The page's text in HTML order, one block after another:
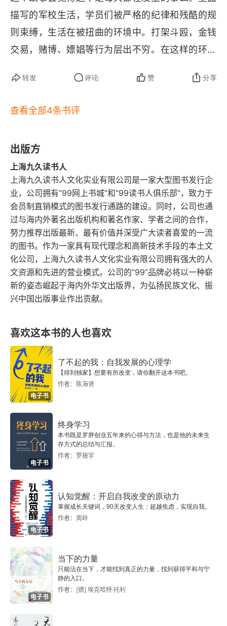
描写的军校生活，学员们被严格的纪律和残酷的规
则束缚，生活在被扭曲的环境中。打架斗殴，金钱
交易，赌博、嫖娼等行为层出不穷。在这样的环境
未来充满迷茫和恐惧，但是这些无法阻止他们对于
困难的，大家都按照默认的规则行事，其实现在的
生活环境也是如此，改变不了环境，只能改变自
己。虽然作品中男主人公一直按照自己的准则行
事，可是人是环境的产物，很难不被环境影响。
转发 评论 赞 分享
查看全部4条书评
出版方
上海九久读书人
上海九久读书人文化实业有限公司是一家大型图书发行企
业，公司拥有“99网上书城”和“99读书人俱乐部”，致力于
会员制直销模式的图书发行通路的建设。同时，公司也通
过与海内外著名出版机构和著名作家、学者之间的合作，
努力推荐出版最新、最有价值并深受广大读者喜爱的一流
的图书。作为一家具有现代理念和高新技术手段的本土文
化公司，上海九久读书人文化实业有限公司拥有强大的人
文资源和先进的营业模式。公司的“99”品牌必将以一种崭
新的姿态崛起于海内外华文出版界，为弘扬民族文化、振
兴中国出版事业作出贡献。
喜欢这本书的人也喜欢
电子书
了不起的我：自我发展的心理学
【得到独家】想要有所改变，请你翻开这本书吧。
作者：陈海贤
电子书
终身学习
本书既是罗胖创业五年来的心得与方法，也是他的未来生
存方式的总结与汇报。
作者：罗振宇
电子书
认知觉醒：开启自我改变的原动力
掌握成长关键词，90天改变人生：超越焦虑，实现自我。
作者：周岭
电子书
当下的力量
只能活在当下，才能找到真正的力量，找到获得平和与宁
静的入口。
作者：[德] 埃克哈特·托利